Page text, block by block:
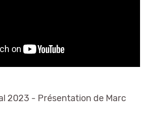
2023 - Présentation de Marc